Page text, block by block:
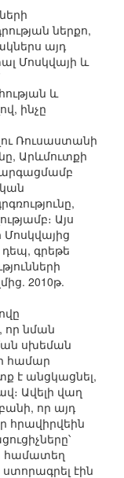
ներքո,
այդ
Մոսկվայի և
և
ինչը
Ռուսաստանի
Արևմուտքի
Այս
գրեթե
2010թ.
որ նման
սխեման
համար
է անցկացնել,
Ավելի վաղ
որ այդ
հրավիրվեին
համատեղ
էին